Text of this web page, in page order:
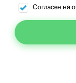
Согласен на